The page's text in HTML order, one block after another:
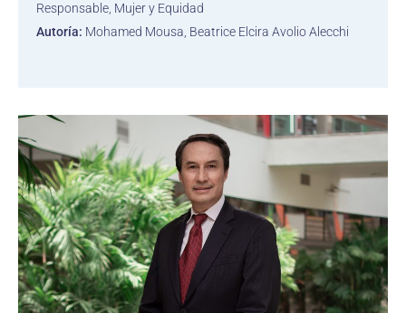
Responsable, Mujer y Equidad
Autoría: Mohamed Mousa, Beatrice Elcira Avolio Alecchi